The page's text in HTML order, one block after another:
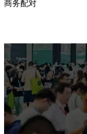
商务配对